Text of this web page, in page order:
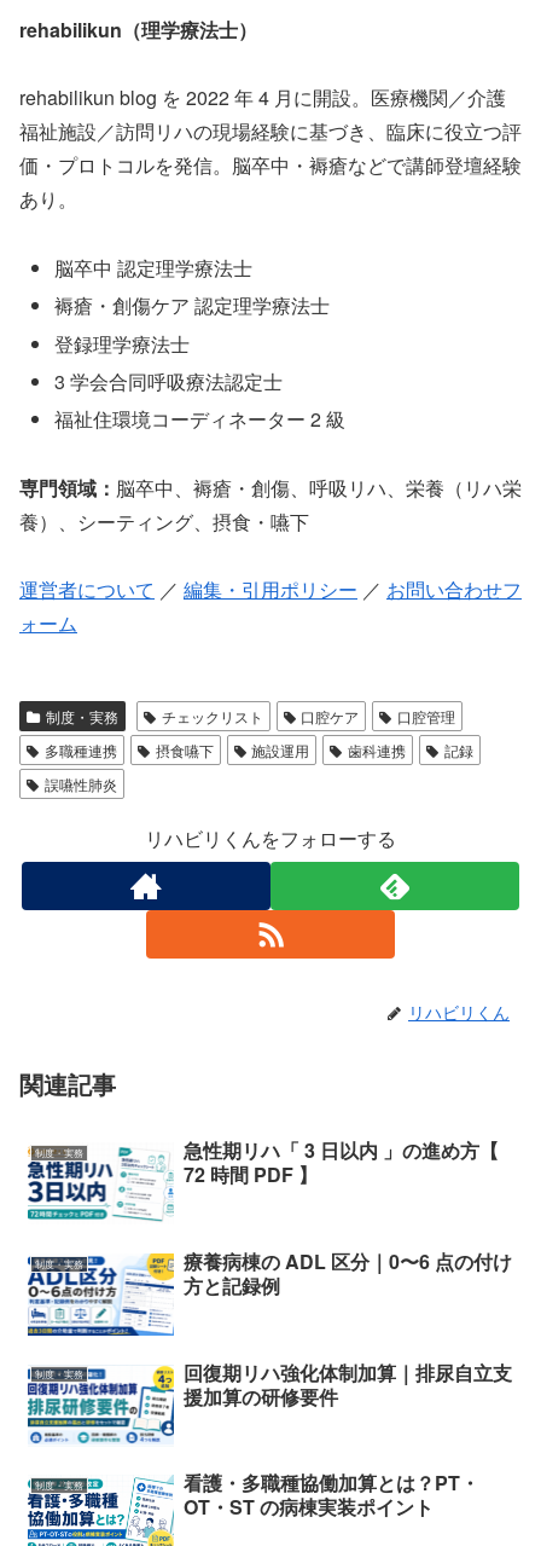
rehabilikun（理学療法士）
rehabilikun blog を 2022 年 4 月に開設。医療機関／介護
福祉施設／訪問リハの現場経験に基づき、臨床に役立つ評
価・プロトコルを発信。脳卒中・褥瘡などで講師登壇経験
あり。
脳卒中 認定理学療法士
褥瘡・創傷ケア 認定理学療法士
登録理学療法士
3 学会合同呼吸療法認定士
福祉住環境コーディネーター 2 級
専門領域： 脳卒中、褥瘡・創傷、呼吸リハ、栄養（リハ栄
養）、シーティング、摂食・嚥下
運営者について ／ 編集・引用ポリシー ／ お問い合わせフ
ォーム
制度・実務 チェックリスト 口腔ケア
口腔管理
多職種連携
摂食嚥下 施設運用 歯科連携
記録
誤嚥性肺炎
リハビリくんをフォローする
リハビリくん
関連記事
制度・実務
急性期リハ「 3 日以内 」の進め方【
72 時間 PDF 】
制度・実務
療養病棟の ADL 区分｜0〜6 点の付け
方と記録例
制度・実務
回復期リハ強化体制加算｜排尿自立支
援加算の研修要件
制度・実務
看護・多職種協働加算とは？PT・
OT・ST の病棟実装ポイント